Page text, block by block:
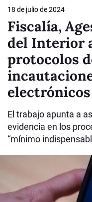
18 de julio de 2024
Fiscalía,
del Interior
protocolos
electrónicos
El trabajo apunta a
evidencia en los
“mínimo